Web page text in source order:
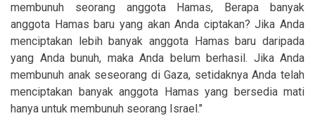
membunuh seorang anggota Hamas, Berapa banyak
anggota Hamas baru yang akan Anda ciptakan? Jika Anda
menciptakan lebih banyak anggota Hamas baru daripada
yang Anda bunuh, maka Anda belum berhasil. Jika Anda
membunuh anak seseorang di Gaza, setidaknya Anda telah
menciptakan banyak anggota Hamas yang bersedia mati
hanya untuk membunuh seorang Israel."